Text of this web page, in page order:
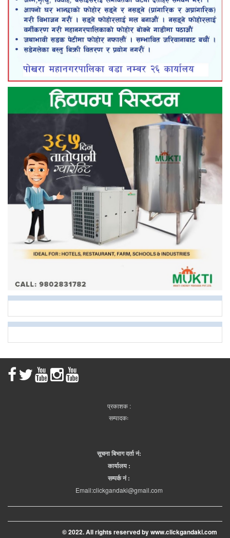
प्रकाशक :
सम्पादकः
सूचना बिभाग दर्ता नं:
कार्यालय :
सम्पर्क नं :
Email:clickgandaki@gmail.com
© 2022. All rights reserved by www.clickgandaki.com